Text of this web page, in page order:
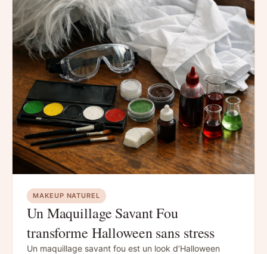
MAKEUP NATUREL
Un Maquillage Savant Fou
transforme Halloween sans stress
Un maquillage savant fou est un look d’Halloween